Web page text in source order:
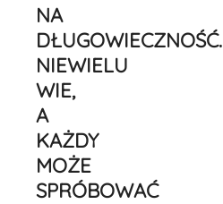
NA
DŁUGOWIECZNOŚĆ.
NIEWIELU
WIE,
A
KAŻDY
MOŻE
SPRÓBOWAĆ